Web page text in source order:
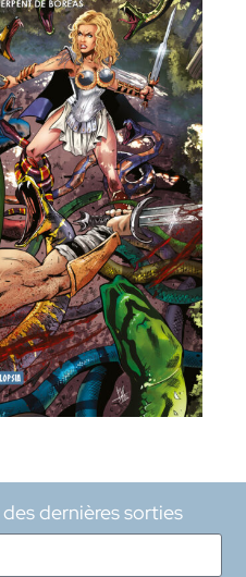
dernières sorties